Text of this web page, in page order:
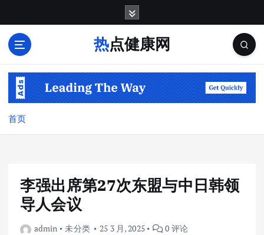
热点健康网
首页
李强出席第27次东盟与中日韩领
导人会议
admin 未分类 25 3 月, 2025 0 评论